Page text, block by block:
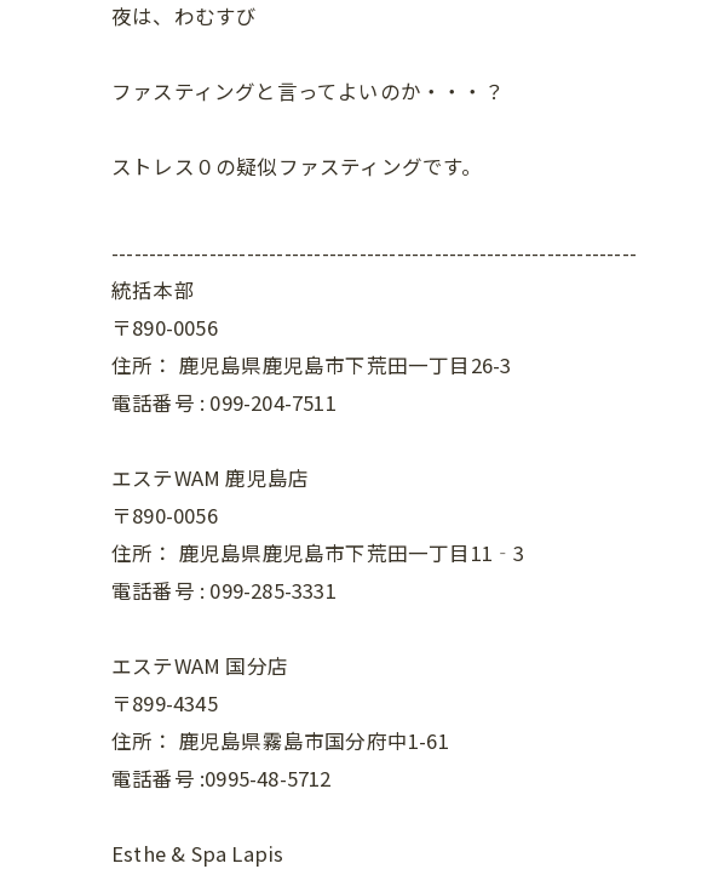
夜は、わむすび
ファスティングと言ってよいのか・・・？
ストレス０の疑似ファスティングです。
----------------------------------------------------------------------
統括本部
〒890-0056
住所： 鹿児島県鹿児島市下荒田一丁目26-3
電話番号 : 099-204-7511
エステWAM 鹿児島店
〒890-0056
住所： 鹿児島県鹿児島市下荒田一丁目11‐3
電話番号 : 099-285-3331
エステWAM 国分店
〒899-4345
住所： 鹿児島県霧島市国分府中1-61
電話番号 :0995-48-5712
Esthe & Spa Lapis